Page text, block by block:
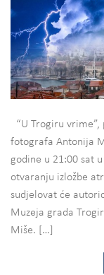
“U Trogiru vrime”,
fotografa Antonija
godine u 21:00 sat
otvaranju izložbe
sudjelovat će
Muzeja grada
Miše. […]